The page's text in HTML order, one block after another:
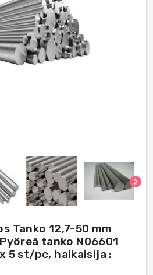
chevron_right
Tanko 12,7-50 mm
tanko N06601
5 st/pc, halkaisija :